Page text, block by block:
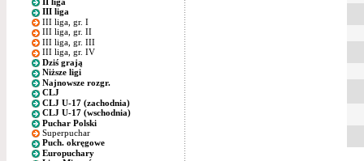
III liga
III liga, gr. I
III liga, gr. II
III liga, gr. III
III liga, gr. IV
Dziś grają
Niższe ligi
Najnowsze rozgr.
CLJ
CLJ U-17 (zachodnia)
CLJ U-17 (wschodnia)
Puchar Polski
Superpuchar
Puch. okręgowe
Europuchary